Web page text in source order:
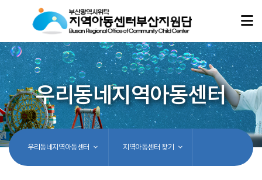
우리동네지역아동센터
우리동네지역아동센터 지역아동센터 찾기